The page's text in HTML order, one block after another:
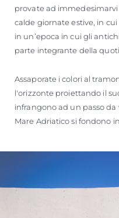
provate ad
calde giornate estive, in
in un’epoca in cui gli
parte integrante della
Assaporate i colori al
l'orizzonte proiettando il
infrangono ad un passo da
Mare Adriatico si fondono